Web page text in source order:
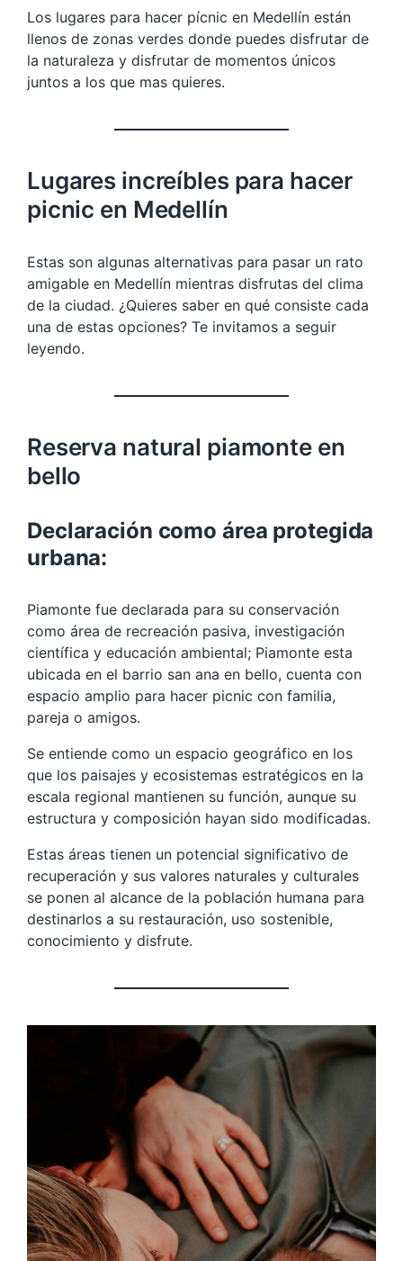
Los lugares para hacer pícnic en Medellín están
llenos de zonas verdes donde puedes disfrutar de
la naturaleza y disfrutar de momentos únicos
juntos a los que mas quieres.
Lugares increíbles para hacer
picnic en Medellín
Estas son algunas alternativas para pasar un rato
amigable en Medellín mientras disfrutas del clima
de la ciudad. ¿Quieres saber en qué consiste cada
una de estas opciones? Te invitamos a seguir
leyendo.
Reserva natural piamonte en
bello
Declaración como área protegida
urbana:
Piamonte fue declarada para su conservación
como área de recreación pasiva, investigación
científica y educación ambiental; Piamonte esta
ubicada en el barrio san ana en bello, cuenta con
espacio amplio para hacer picnic con familia,
pareja o amigos.
Se entiende como un espacio geográfico en los
que los paisajes y ecosistemas estratégicos en la
escala regional mantienen su función, aunque su
estructura y composición hayan sido modificadas.
Estas áreas tienen un potencial significativo de
recuperación y sus valores naturales y culturales
se ponen al alcance de la población humana para
destinarlos a su restauración, uso sostenible,
conocimiento y disfrute.